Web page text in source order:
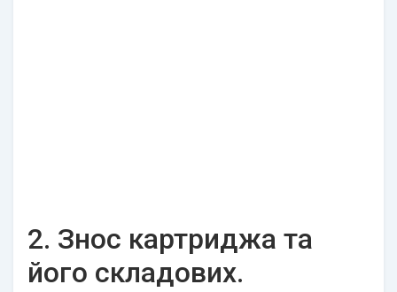
2. Знос картриджа та
його складових.